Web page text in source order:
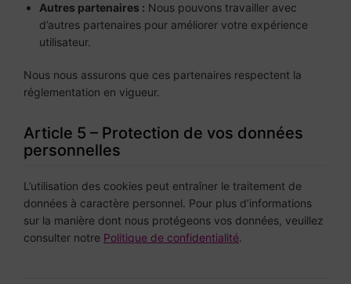
Autres partenaires : Nous pouvons travailler avec
d’autres partenaires pour améliorer votre expérience
utilisateur.
Nous nous assurons que ces partenaires respectent la
réglementation en vigueur.
Article 5 – Protection de vos données
personnelles
L’utilisation des cookies peut entraîner le traitement de
données à caractère personnel. Pour plus d’informations
sur la manière dont nous protégeons vos données, veuillez
consulter notre Politique de confidentialité.